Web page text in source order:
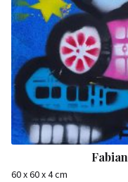
60 x 60 x 4 cm